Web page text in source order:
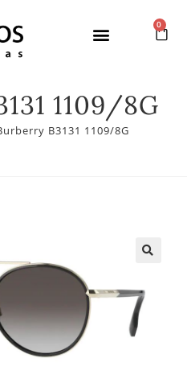
0
1109/8G
B3131 1109/8G